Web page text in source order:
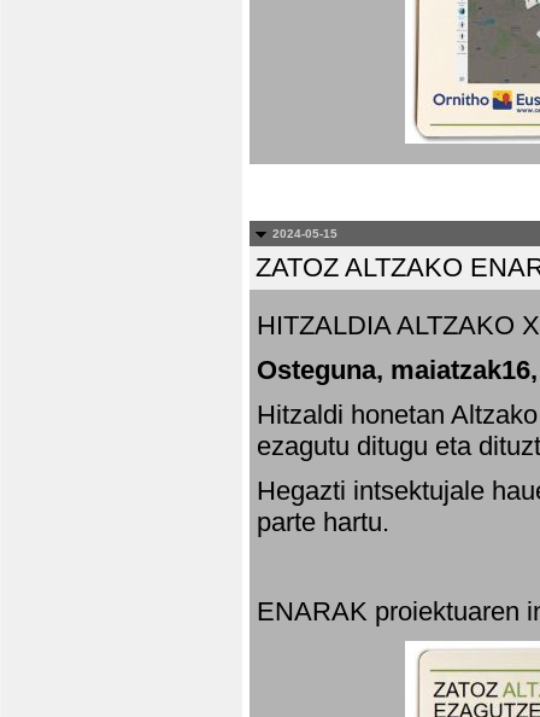
2024-05-15
ZATOZ ALTZAKO
HITZALDIA ALTZAKO
Osteguna,
Hitzaldi honetan
ezagutu ditugu eta
Hegazti intsektujale
parte hartu.
ENARAK proiektuaren